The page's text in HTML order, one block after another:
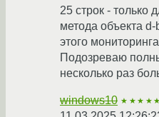
25 строк - только
метода объекта
этого
Подозреваю
несколько раз
windows10 ★★★★★